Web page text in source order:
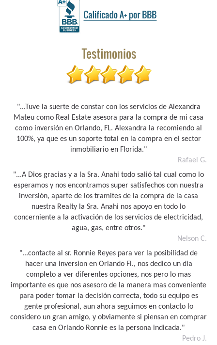
"...Tuve la suerte de constar con los servicios de Alexandra
Mateu como Real Estate asesora para la compra de mi casa
como inversión en Orlando, FL. Alexandra la recomiendo al
100%, ya que es un soporte total en la compra en el sector
inmobiliario en Florida."
Rafael G.
"...A Dios gracias y a la Sra. Anahi todo salió tal cual como lo
esperamos y nos encontramos super satisfechos con nuestra
inversión, aparte de los tramites de la compra de la casa
nuestra Realty la Sra. Anahi nos apoyo en todo lo
concerniente a la activación de los servicios de electricidad,
agua, gas, entre otros."
Nelson C.
"...contacte al sr. Ronnie Reyes para ver la posibilidad de
hacer una inversion en Orlando Fl., nos dedico un dia
completo a ver diferentes opciones, nos pero lo mas
importante es que nos asesoro de la manera mas conveniente
para poder tomar la decisión correcta, todo su equipo es
gente profesional, aun ahora seguimos en contacto lo
considero un gran amigo, y obviamente si piensan en comprar
casa en Orlando Ronnie es la persona indicada."
Pedro J.